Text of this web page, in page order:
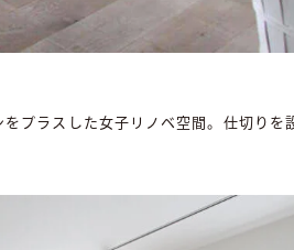
プラスした女子リノベ空間。仕切りを